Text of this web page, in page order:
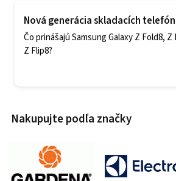
Nová generácia skladacích
Čo prinášajú Samsung Galaxy Z Fold8, Z
Z Flip8?
Nakupujte podľa značky